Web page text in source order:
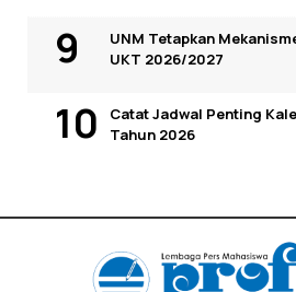
UNM Tetapkan
UKT 2026/2027
Catat Jadwal Penting
Tahun 2026